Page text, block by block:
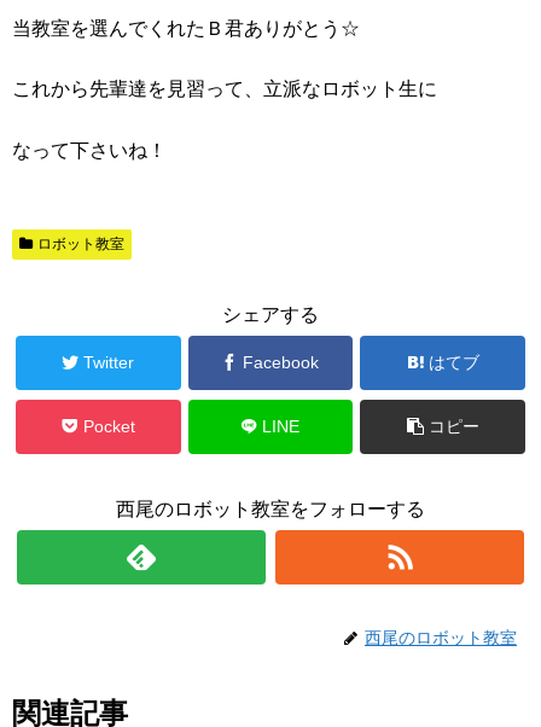
当教室を選んでくれたＢ君ありがとう☆
これから先輩達を見習って、立派なロボット生に
なって下さいね！
ロボット教室
シェアする
Twitter Facebook はてブ
Pocket LINE コピー
西尾のロボット教室をフォローする
西尾のロボット教室
関連記事